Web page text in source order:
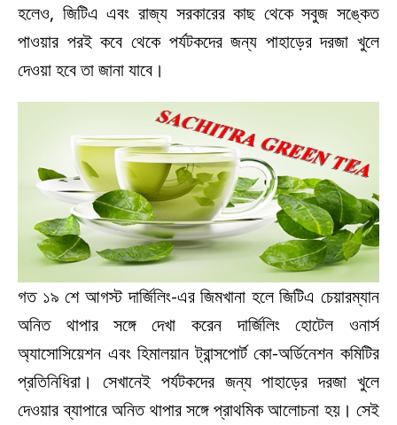
হলেও, জিটিএ এবং রাজ্য সরকারের কাছ থেকে সবুজ সঙ্কেত
পাওয়ার পরই কবে থেকে পর্যটকদের জন্য পাহাড়ের দরজা খুলে
দেওয়া হবে তা জানা যাবে।
গত ১৯ শে আগস্ট দার্জিলিং-এর জিমখানা হলে জিটিএ চেয়ারম্যান
অনিত থাপার সঙ্গে দেখা করেন দার্জিলিং হোটেল ওনার্স
অ্যাসোসিয়েশন এবং হিমালয়ান ট্রান্সপোর্ট কো-অর্ডিনেশন কমিটির
প্রতিনিধিরা। সেখানেই পর্যটকদের জন্য পাহাড়ের দরজা খুলে
দেওয়ার ব্যাপারে অনিত থাপার সঙ্গে প্রাথমিক আলোচনা হয়। সেই